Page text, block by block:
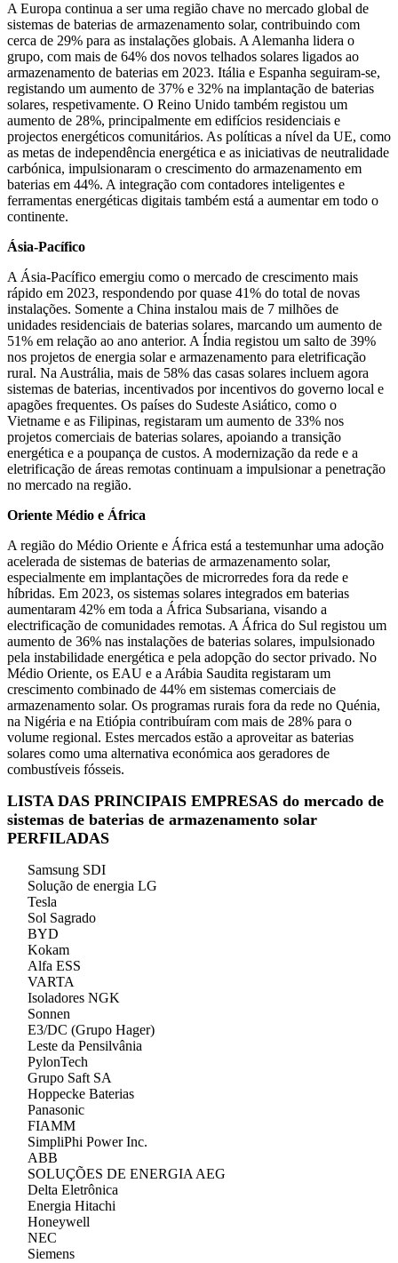
A Europa continua a ser uma região chave no mercado global de
sistemas de baterias de armazenamento solar, contribuindo com
cerca de 29% para as instalações globais. A Alemanha lidera o
grupo, com mais de 64% dos novos telhados solares ligados ao
armazenamento de baterias em 2023. Itália e Espanha seguiram-se,
registando um aumento de 37% e 32% na implantação de baterias
solares, respetivamente. O Reino Unido também registou um
aumento de 28%, principalmente em edifícios residenciais e
projectos energéticos comunitários. As políticas a nível da UE, como
as metas de independência energética e as iniciativas de neutralidade
carbónica, impulsionaram o crescimento do armazenamento em
baterias em 44%. A integração com contadores inteligentes e
ferramentas energéticas digitais também está a aumentar em todo o
continente.
Ásia-Pacífico
A Ásia-Pacífico emergiu como o mercado de crescimento mais
rápido em 2023, respondendo por quase 41% do total de novas
instalações. Somente a China instalou mais de 7 milhões de
unidades residenciais de baterias solares, marcando um aumento de
51% em relação ao ano anterior. A Índia registou um salto de 39%
nos projetos de energia solar e armazenamento para eletrificação
rural. Na Austrália, mais de 58% das casas solares incluem agora
sistemas de baterias, incentivados por incentivos do governo local e
apagões frequentes. Os países do Sudeste Asiático, como o
Vietname e as Filipinas, registaram um aumento de 33% nos
projetos comerciais de baterias solares, apoiando a transição
energética e a poupança de custos. A modernização da rede e a
eletrificação de áreas remotas continuam a impulsionar a penetração
no mercado na região.
Oriente Médio e África
A região do Médio Oriente e África está a testemunhar uma adoção
acelerada de sistemas de baterias de armazenamento solar,
especialmente em implantações de microrredes fora da rede e
híbridas. Em 2023, os sistemas solares integrados em baterias
aumentaram 42% em toda a África Subsariana, visando a
electrificação de comunidades remotas. A África do Sul registou um
aumento de 36% nas instalações de baterias solares, impulsionado
pela instabilidade energética e pela adopção do sector privado. No
Médio Oriente, os EAU e a Arábia Saudita registaram um
crescimento combinado de 44% em sistemas comerciais de
armazenamento solar. Os programas rurais fora da rede no Quénia,
na Nigéria e na Etiópia contribuíram com mais de 28% para o
volume regional. Estes mercados estão a aproveitar as baterias
solares como uma alternativa económica aos geradores de
combustíveis fósseis.
LISTA DAS PRINCIPAIS EMPRESAS do mercado de
sistemas de baterias de armazenamento solar
PERFILADAS
Samsung SDI
Solução de energia LG
Tesla
Sol Sagrado
BYD
Kokam
Alfa ESS
VARTA
Isoladores NGK
Sonnen
E3/DC (Grupo Hager)
Leste da Pensilvânia
PylonTech
Grupo Saft SA
Hoppecke Baterias
Panasonic
FIAMM
SimpliPhi Power Inc.
ABB
SOLUÇÕES DE ENERGIA AEG
Delta Eletrônica
Energia Hitachi
Honeywell
NEC
Siemens